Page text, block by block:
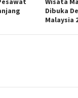
Dibuka
Malaysia
Turut
Seni